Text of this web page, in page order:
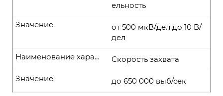
ельность
от 500 мкВ/дел до 10 В/
дел
Значение
Скорость захвата
Наименование характеристики
до 650 000 выб/сек
Значение